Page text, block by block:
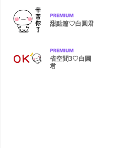
甜點篇♡白圓君
省空間3♡白圓
君